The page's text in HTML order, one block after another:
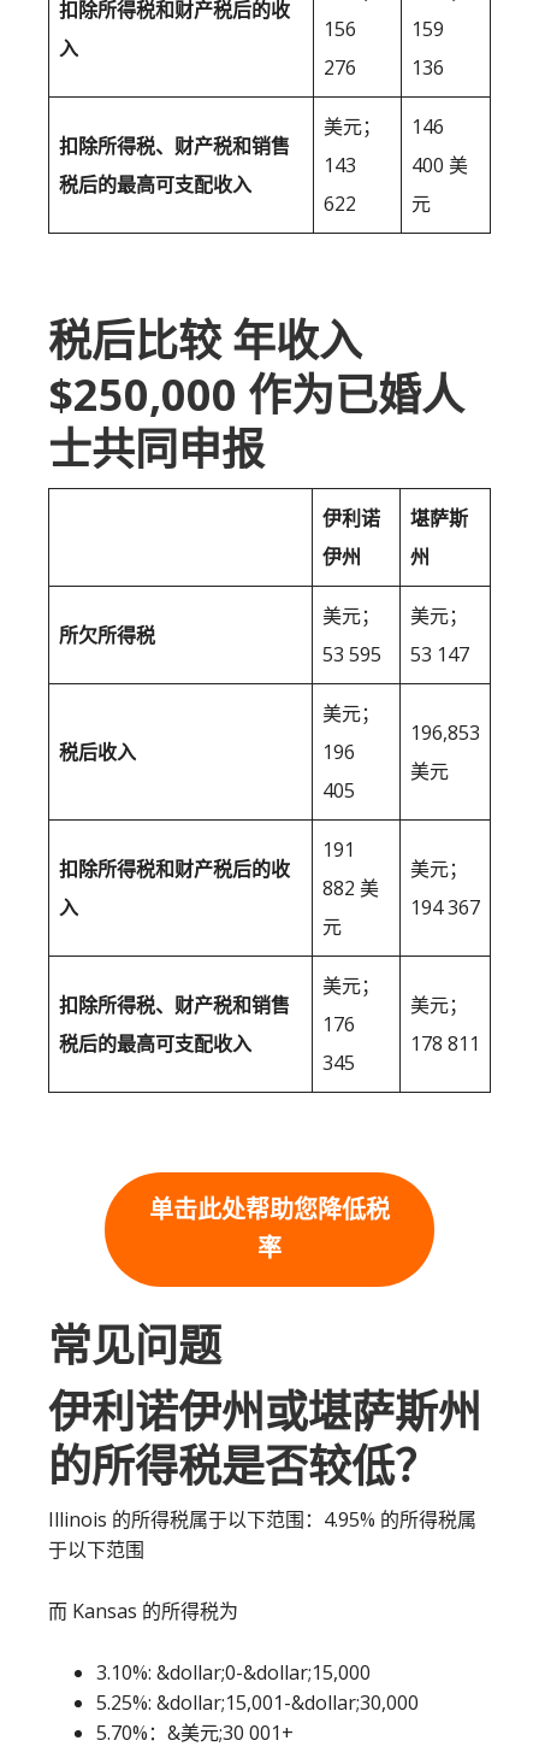
扣除所得税和财产税后的收
入
156
276
159
136
扣除所得税、财产税和销售
税后的最高可支配收入
美元；
143
622
146
400 美
元
税后比较 年收入
$250,000 作为已婚人
士共同申报
伊利诺
伊州
堪萨斯
州
所欠所得税
美元；
53 595
美元；
53 147
税后收入
美元；
196
405
196,853
美元
扣除所得税和财产税后的收
入
191
882 美
元
美元；
194 367
扣除所得税、财产税和销售
税后的最高可支配收入
美元；
176
345
美元；
178 811
单击此处帮助您降低税
率
常见问题
伊利诺伊州或堪萨斯州
的所得税是否较低？
Illinois 的所得税属于以下范围：4.95% 的所得税属
于以下范围
而 Kansas 的所得税为
3.10%: &dollar;0-&dollar;15,000
5.25%: &dollar;15,001-&dollar;30,000
5.70%：&美元;30 001+